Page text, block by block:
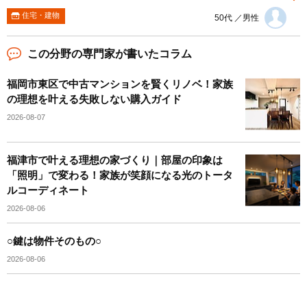
住宅・建物 50代 ／男性
この分野の専門家が書いたコラム
福岡市東区で中古マンションを賢くリノベ！家族
の理想を叶える失敗しない購入ガイド
2026-08-07
福津市で叶える理想の家づくり｜部屋の印象は
「照明」で変わる！家族が笑顔になる光のトータ
ルコーディネート
2026-08-06
○鍵は物件そのもの○
2026-08-06